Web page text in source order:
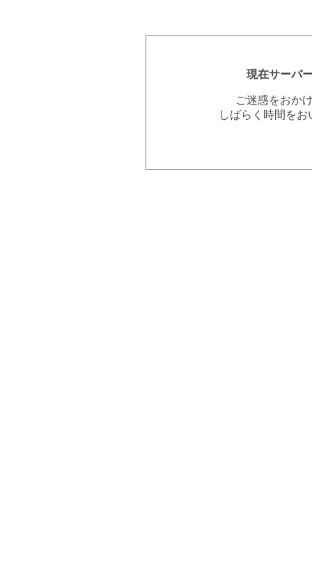
現在サーバ
ご迷惑をおか
しばらく時間を